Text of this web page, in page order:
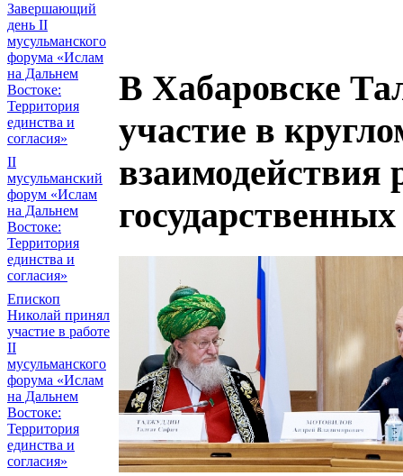
Завершающий
день II
мусульманского
форума «Ислам
на Дальнем
Востоке:
Территория
единства и
согласия»
II
мусульманский
форум «Ислам
на Дальнем
Востоке:
Территория
единства и
согласия»
Епископ
Николай принял
участие в работе
II
мусульманского
форума «Ислам
на Дальнем
Востоке:
Территория
единства и
согласия»
В Хабаровске
участие в
взаимодействия